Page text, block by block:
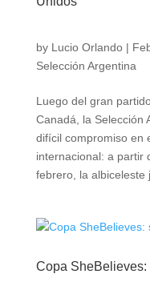
by Lucio Orlando|
Selección Argentina
Luego del gran
Canadá, la Selección
difícil compromiso en
internacional: a partir
febrero, la albiceleste
Copa